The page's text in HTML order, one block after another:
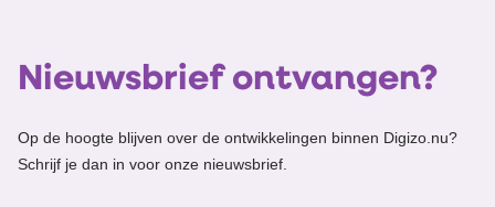
Nieuwsbrief ontvangen?
Op de hoogte blijven over de ontwikkelingen binnen Digizo.nu?
Schrijf je dan in voor onze nieuwsbrief.